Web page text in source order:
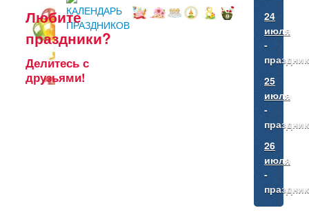
Любите
праздники?
Делитесь с
друзьями!
24
июля
-
25
июля
-
26
июля
-